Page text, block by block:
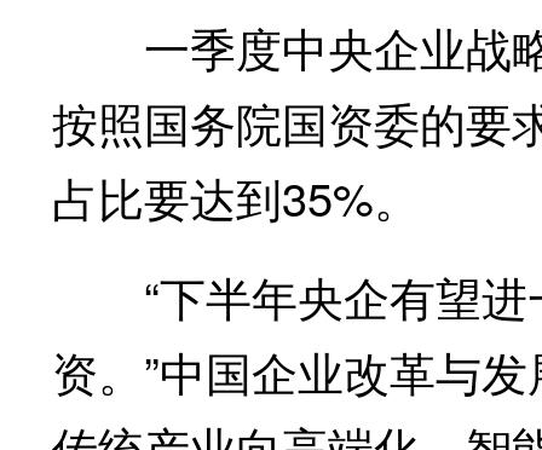
一季度中央企业战
按照国务院国资委的要
占比要达到35%。
“下半年央企有望进
资。”中国企业改革与